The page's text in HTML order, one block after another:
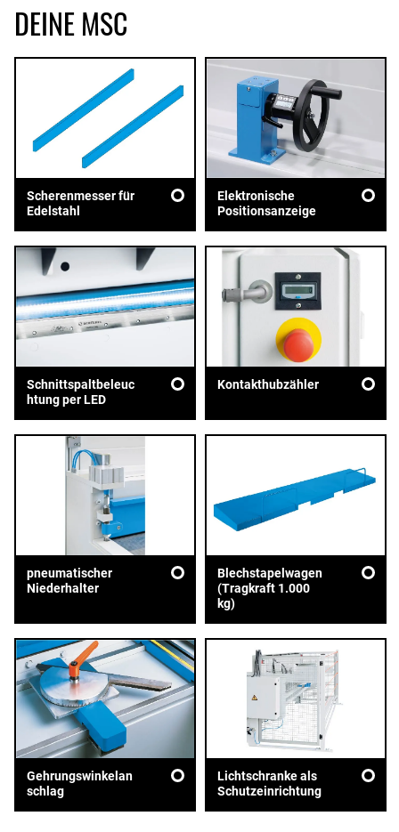
DEINE MSC
Scherenmesser für
Edelstahl
Elektronische
Positionsanzeige
Schnittspaltbeleuc
htung per LED
Kontakthubzähler
pneumatischer
Niederhalter
Blechstapelwagen
(Tragkraft 1.000
kg)
Gehrungswinkelan
schlag
Lichtschranke als
Schutzeinrichtung